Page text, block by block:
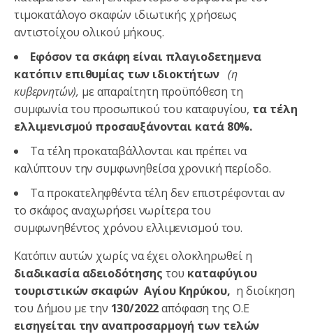
τιμοκατάλογο σκαφών ιδιωτικής χρήσεως
αντιστοίχου ολικού μήκους.
Εφόσον τα σκάφη είναι πλαγιοδετημενα
κατόπιν επιθυμίας των ιδιοκτήτων(η
κυβερνητών), με απαραίτητη προϋπόθεση τη
συμφωνία του προσωπικού του καταφυγίου, τα τέλη
ελλιμενισμού προσαυξάνονται κατά 80%.
Τα τέλη προκαταβάλλονται και πρέπει να
καλύπτουν την συμφωνηθείσα χρονική περίοδο.
Τα προκατεληφθέντα τέλη δεν επιστρέφονται αν
το σκάφος αναχωρήσει νωρίτερα του
συμφωνηθέντος χρόνου ελλιμενισμού του.
Κατόπιν αυτών χωρίς να έχει ολοκληρωθεί η
διαδικασία αδειοδότησης του καταφύγιου
τουριστικών σκαφών Αγίου Κηρύκου, η διοίκηση
του Δήμου με την 130/2022απόφαση της Ο.Ε
εισηγείται την αναπροσαρμογή των τελών